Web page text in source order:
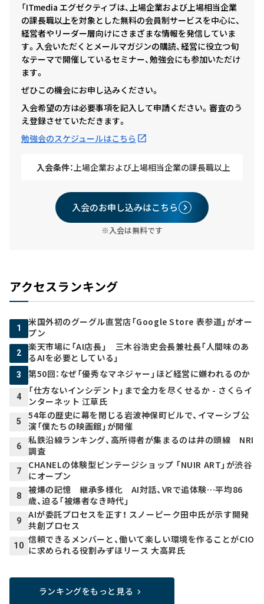
「ITmedia エグゼクティブは、上場企業および上場相当企業
の課長職以上を対象とした無料の会員制サービスを中心に、
経営者やリーダー層向けにさまざまな情報を発信していま
す。入会いただくとメールマガジンの購読、経営に役立つ旬
なテーマで開催しているセミナー、勉強会にも参加いただけ
ます。
ぜひこの機会にお申し込みください。
入会希望の方は必要事項を記入して申請ください。審査のう
え登録させていただきます。
勉強会のスケジュールはこちら
入会条件： 上場企業および上場相当企業の課長職以上
入会のお申し込みはこちら
※入会は無料です
アクセスランキング
1
米国外初のグーグル直営店「Google Store 表参道」がオー
プン
2
楽天市場に「AI店長」 三木谷浩史会長兼社長「人間味のあ
るAIを必要としている」
3 第50回：なぜ「優秀なマネジャー」ほど経営に嫌われるのか
4
「仕方ないインシデント」まで全力を尽くせるか - さくらイ
ンターネット 江草氏
5
54年の歴史に幕を閉じる岩波神保町ビルで、イマーシブ公
演「僕たちの映画館」が開催
6
私鉄沿線ランキング、高所得者が集まるのは井の頭線 NRI
調査
7
CHANELの体験型ビンテージショップ 「NUIR ART」が渋谷
にオープン
8
被爆の記憶 継承多様化 AI対話、VRで追体験…平均86
歳、迫る「被爆者なき時代」
9
AIが委託プロセスを正す！ スノーピーク田中氏が示す開発
共創プロセス
10
信頼できるメンバーと、働いて楽しい環境を作ることがCIO
に求められる役割――みずほリース 大高昇氏
ランキングをもっと見る